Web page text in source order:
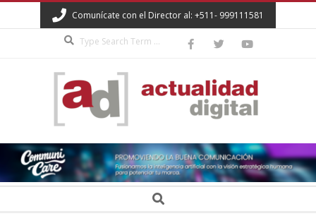
to
Comunícate con el Director al: +511- 999111581
ACTUALIDAD
DIGITAL Search